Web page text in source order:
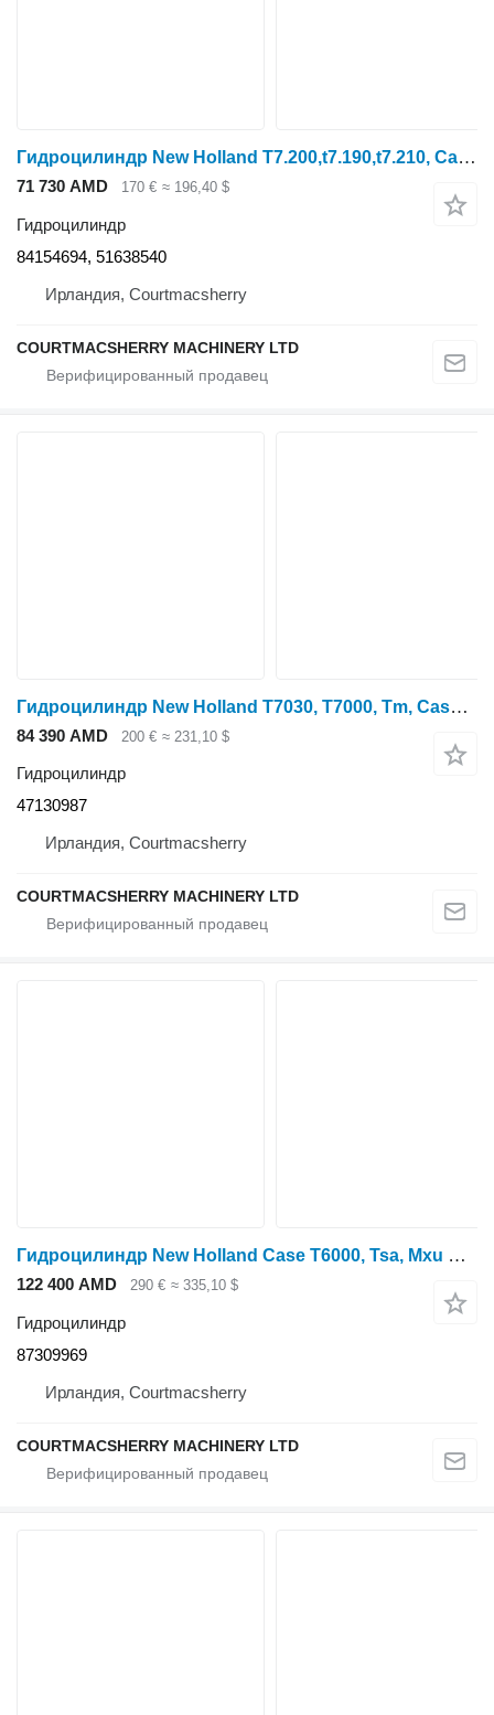
Гидроцилиндр New Holland T7.200,t7.190,t7.210, Case Puma 145 Lift Cylinder 84154694, 5163 для трактора колесного T7.200
71 730 AMD 170 € ≈ 196,40 $
Гидроцилиндр
84154694, 51638540
Ирландия, Courtmacsherry
COURTMACSHERRY MACHINERY LTD
Гидроцилиндр New Holland T7030, T7000, Tm, Case Mxm190 Lift Cylinder Ram 47130987 для трактора колесного T7030
84 390 AMD 200 € ≈ 231,10 $
Гидроцилиндр
47130987
Ирландия, Courtmacsherry
COURTMACSHERRY MACHINERY LTD
Гидроцилиндр New Holland Case T6000, Tsa, Mxu Ser T6010 Delta Pick Up Hitch Lift Rod 8730 87309969 для трактора колесного New Holland T6000, Tsa, Mxu Ser T6010
122 400 AMD 290 € ≈ 335,10 $
Гидроцилиндр
87309969
Ирландия, Courtmacsherry
COURTMACSHERRY MACHINERY LTD